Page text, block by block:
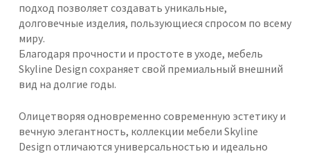
подход позволяет создавать уникальные,
долговечные изделия, пользующиеся спросом по всему
миру.
Благодаря прочности и простоте в уходе, мебель
Skyline Design сохраняет свой премиальный внешний
вид на долгие годы.
Олицетворяя одновременно современную эстетику и
вечную элегантность, коллекции мебели Skyline
Design отличаются универсальностью и идеально